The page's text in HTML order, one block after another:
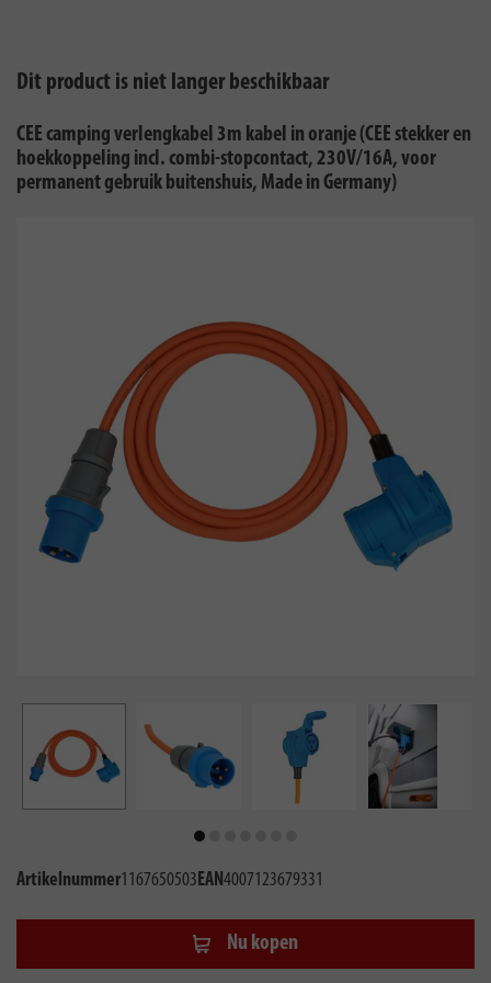
Dit product is niet langer beschikbaar
CEE camping verlengkabel 3m kabel in oranje (CEE stekker en
hoekkoppeling incl. combi-stopcontact, 230V/16A, voor
permanent gebruik buitenshuis, Made in Germany)
Artikelnummer1167650503EAN4007123679331
Nu kopen